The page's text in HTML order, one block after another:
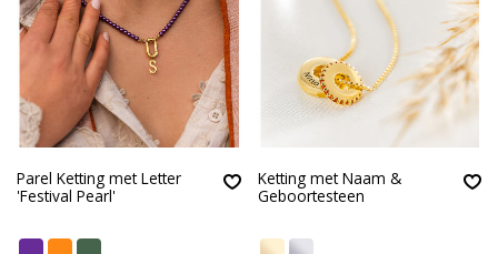
Parel Ketting met Letter
'Festival Pearl'
Ketting met Naam &
Geboortesteen